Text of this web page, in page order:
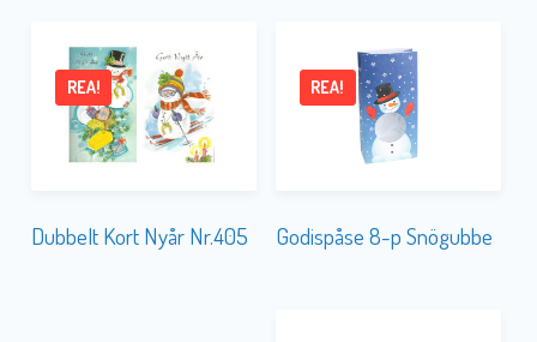
Dubbelt Kort Nyår Nr.405
REA!
Godispåse 8-p Snögubbe
REA!